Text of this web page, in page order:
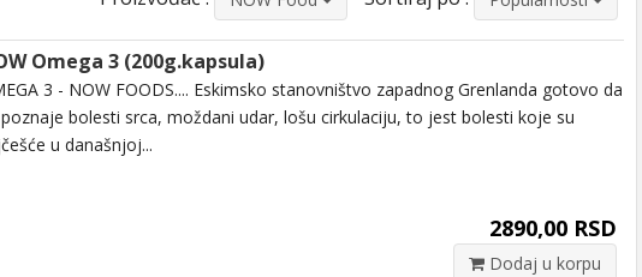
Omega 3 (200g.kapsula)
3 - NOW FOODS.... Eskimsko stanovništvo zapadnog Grenlanda gotovo da
bolesti srca, moždani udar, lošu cirkulaciju, to jest bolesti koje su
u današnjoj...
2890,00 RSD
Dodaj u korpu